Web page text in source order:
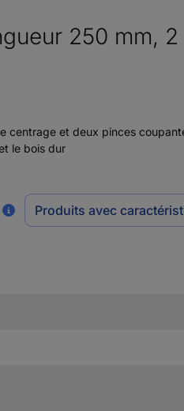
250 mm, 2
centrage et deux pinces
le bois dur
Produits avec